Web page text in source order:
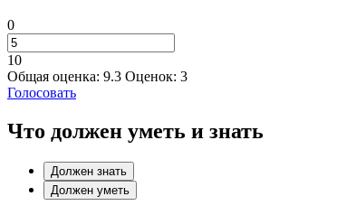
0
10
Общая оценка: 9.3 Оценок: 3
Голосовать
Что должен уметь и знать
Должен знать
Должен уметь